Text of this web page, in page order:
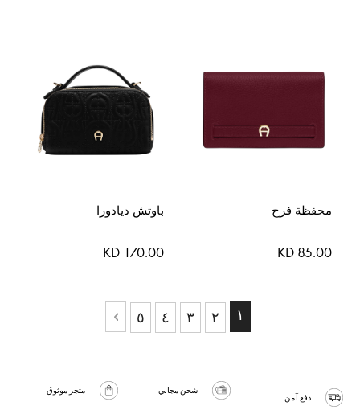
محفظة فرح
KD 85.00
باوتش ديادورا
KD 170.00
حاليا انت تقرأ الصفحة
١ حقيبة٢ حقيبة٣ حقيبة٤ حقيبة٥
حقيبة
التالي